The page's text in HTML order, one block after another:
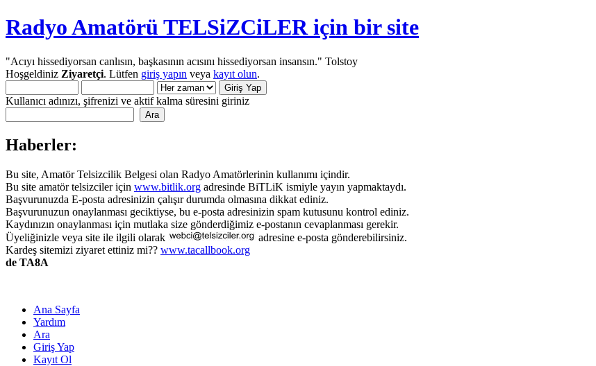
Radyo Amatörü TELSiZCiLER için bir site
"Acıyı hissediyorsan canlısın, başkasının acısını hissediyorsan insansın." Tolstoy
Hoşgeldiniz Ziyaretçi. Lütfen giriş yapın veya kayıt olun.
Kullanıcı adınızı, şifrenizi ve aktif kalma süresini giriniz
Haberler:
Bu site, Amatör Telsizcilik Belgesi olan Radyo Amatörlerinin kullanımı içindir.
Bu site amatör telsizciler için www.bitlik.org adresinde BiTLiK ismiyle yayın yapmaktaydı.
Başvurunuzda E-posta adresinizin çalışır durumda olmasına dikkat ediniz.
Başvurunuzun onaylanması geciktiyse, bu e-posta adresinizin spam kutusunu kontrol ediniz.
Kaydınızın onaylanması için mutlaka size gönderdiğimiz e-postanın cevaplanması gerekir.
Üyeliğinizle veya site ile ilgili olarak
adresine e-posta gönderebilirsiniz.
Kardeş sitemizi ziyaret ettiniz mi?? www.tacallbook.org
de TA8A
Ana Sayfa
Yardım
Ara
Giriş Yap
Kayıt Ol